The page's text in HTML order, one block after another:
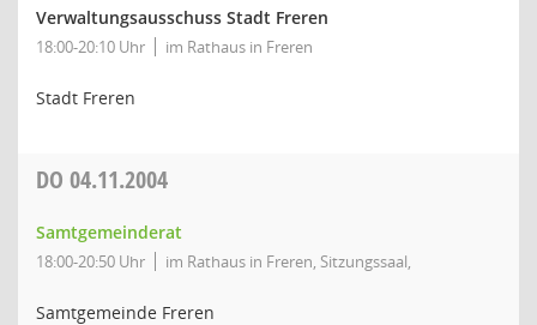
Verwaltungsausschuss Stadt Freren
18:00-20:10 Uhr im Rathaus in Freren
Stadt Freren
DO 04.11.2004
Samtgemeinderat
18:00-20:50 Uhr im Rathaus in Freren, Sitzungssaal,
Samtgemeinde Freren